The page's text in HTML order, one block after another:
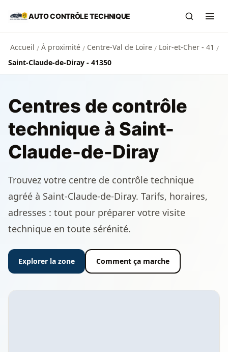
Aller au contenu principal
AUTO CONTRÔLE TECHNIQUE
Accueil / À proximité / Centre-Val de Loire / Loir-et-Cher - 41 /
Saint-Claude-de-Diray - 41350
Centres de contrôle
technique à Saint-
Claude-de-Diray
Trouvez votre centre de contrôle technique
agréé à Saint-Claude-de-Diray. Tarifs, horaires,
adresses : tout pour préparer votre visite
technique en toute sérénité.
Explorer la zone Comment ça marche